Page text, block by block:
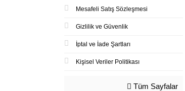
Mesafeli Satış Sözleşmesi
Gizlilik ve Güvenlik
İptal ve İade Şartları
Kişisel Veriler Politikası
Tüm Sayfalar